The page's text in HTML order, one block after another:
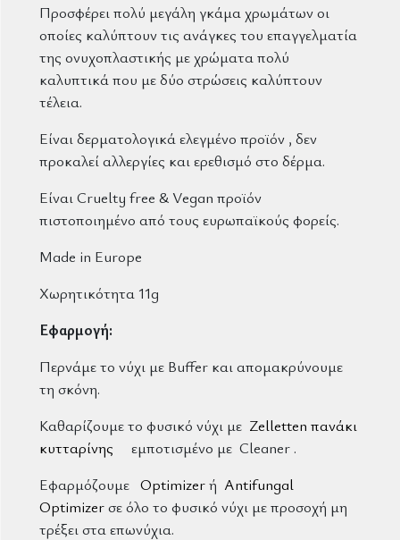
Προσφέρει πολύ μεγάλη γκάμα χρωμάτων οι
οποίες καλύπτουν τις ανάγκες του επαγγελματία
της ονυχοπλαστικής με χρώματα πολύ
καλυπτικά που με δύο στρώσεις καλύπτουν
τέλεια.
Είναι δερματολογικά ελεγμένο προϊόν , δεν
προκαλεί αλλεργίες και ερεθισμό στο δέρμα.
Είναι Cruelty free & Vegan προϊόν
πιστοποιημένο από τους ευρωπαϊκούς φορείς.
Made in Europe
Χωρητικότητα 11g
Εφαρμογή:
Περνάμε το νύχι με Buffer και απομακρύνουμε
τη σκόνη.
Καθαρίζουμε το φυσικό νύχι με Zelletten πανάκι
κυτταρίνης εμποτισμένο με Cleaner .
Εφαρμόζουμε Optimizerή Antifungal
Optimizerσε όλο το φυσικό νύχι με προσοχή μη
τρέξει στα επωνύχια.